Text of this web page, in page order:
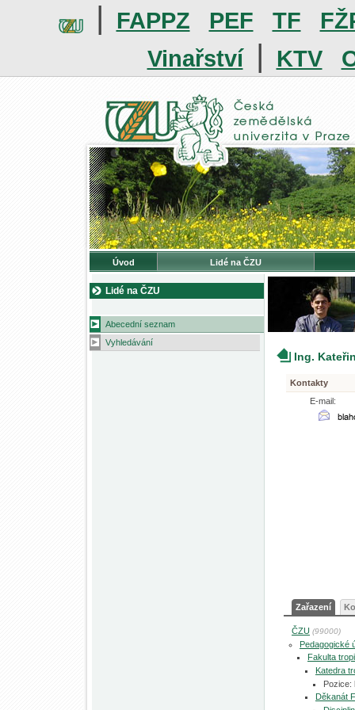
| FAPPZ PEF TF
Vinařství | KTV
Úvod Lidé na ČZU
Lidé na ČZU
Abecední seznam
Vyhledávání
Ing.
Kontakty
E-mail:
Zařazení
ČZU (99000)
Pedagogické
Fakulta
Katedra
Pozice:
Děkanát